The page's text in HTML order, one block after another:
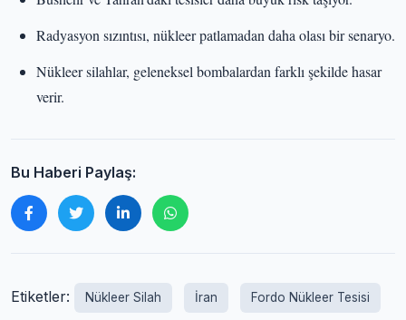
Radyasyon sızıntısı, nükleer patlamadan daha olası bir senaryo.
Nükleer silahlar, geleneksel bombalardan farklı şekilde hasar
verir.
Bu Haberi Paylaş:
Etiketler: Nükleer Silah İran Fordo Nükleer Tesisi